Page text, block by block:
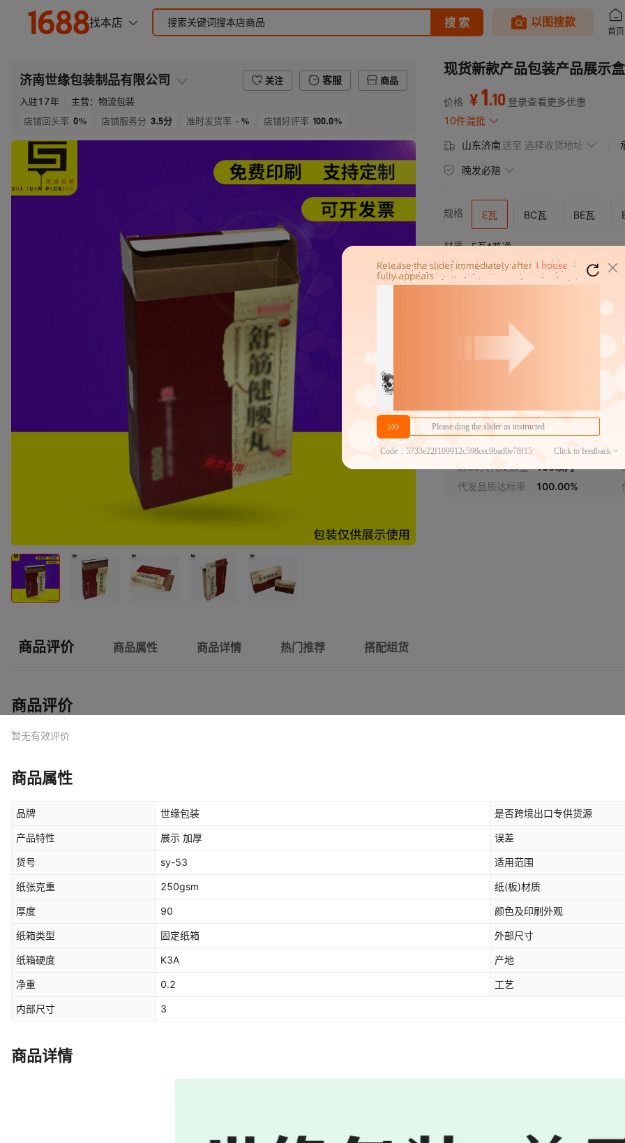
济南世缘包装制品有限公司 关注 客服
商品
入驻17年 主营： 物流包装
店铺回头率 0% 店铺服务分 3.5分 准时发货率 - % 店铺好评率 100.0%
现货新款产品包装产品展示
价格 ¥1.10 登录查看更多优惠
10件混批
山东济南 送至 选择收货地址
晚发必赔
规格 E瓦 BC瓦 BE瓦
材质
硬度
等级
E瓦*普通
E瓦*特硬
分销代发
≥5000件￥1.1 官方仓退货
近30天代发数量 100以内
代发品质达标率
100.00%
商品评价 商品属性 商品详情 热门推荐 搭配组货
商品评价
暂无有效评价
商品属性
品牌 世缘包装 是否跨境出口专供货源
产品特性 展示 加厚 误差
货号 sy-53 适用范围
纸张克重 250gsm 纸(板)材质
厚度 90 颜色及印刷外观
纸箱类型 固定纸箱 外部尺寸
纸箱硬度 K3A 产地
净重 0.2 工艺
内部尺寸 3
商品详情